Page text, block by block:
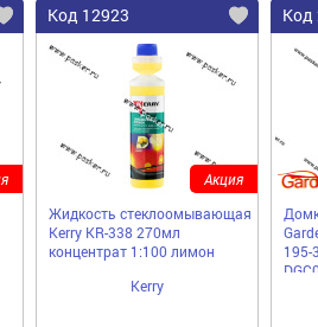
Код 12923
Жидкость стеклоомывающая
Kerry KR-338 270мл
концентрат 1:100 лимон
Kerry
Акция
Код